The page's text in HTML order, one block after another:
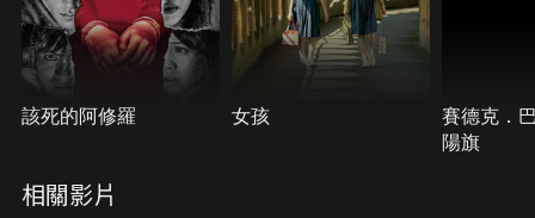
該死的阿修羅 女孩
賽德克．
陽旗
相關影片